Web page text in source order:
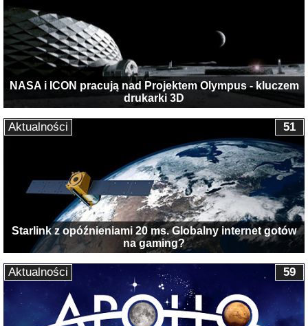
NASA i ICON pracują nad Projektem Olympus - kluczem
drukarki 3D
Starlink z opóźnieniami 20 ms. Globalny internet gotów
na gaming?
51
Aktualności
59
Aktualności